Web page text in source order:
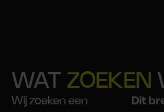
WAT ZOEKEN
Wij zoeken een
Dit